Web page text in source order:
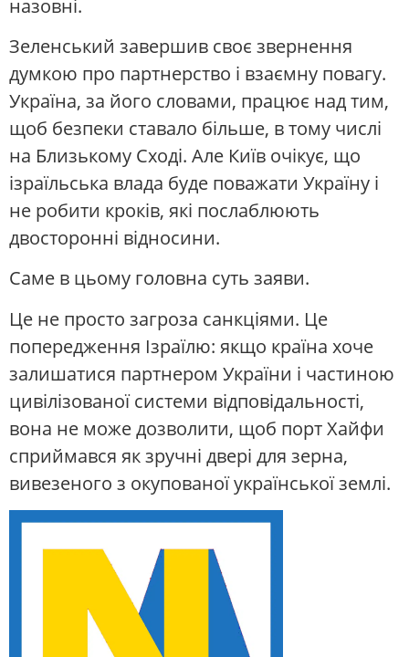
назовні.
Зеленський завершив своє звернення
думкою про партнерство і взаємну повагу.
Україна, за його словами, працює над тим,
щоб безпеки ставало більше, в тому числі
на Близькому Сході. Але Київ очікує, що
ізраїльська влада буде поважати Україну і
не робити кроків, які послаблюють
двосторонні відносини.
Саме в цьому головна суть заяви.
Це не просто загроза санкціями. Це
попередження Ізраїлю: якщо країна хоче
залишатися партнером України і частиною
цивілізованої системи відповідальності,
вона не може дозволити, щоб порт Хайфи
сприймався як зручні двері для зерна,
вивезеного з окупованої української землі.